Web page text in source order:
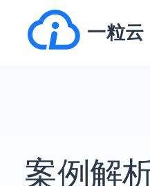
一粒云
案例解